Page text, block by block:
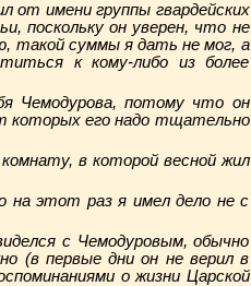
от имени группы гвардейских
поскольку он уверен, что не
такой суммы я дать не мог, а
к кому-либо из более
Чемодурова, потому что он
которых его надо тщательно
в которой весной жил
на этот раз я имел дело не с
с Чемодуровым, обычно
(в первые дни он не верил в
о жизни Царской